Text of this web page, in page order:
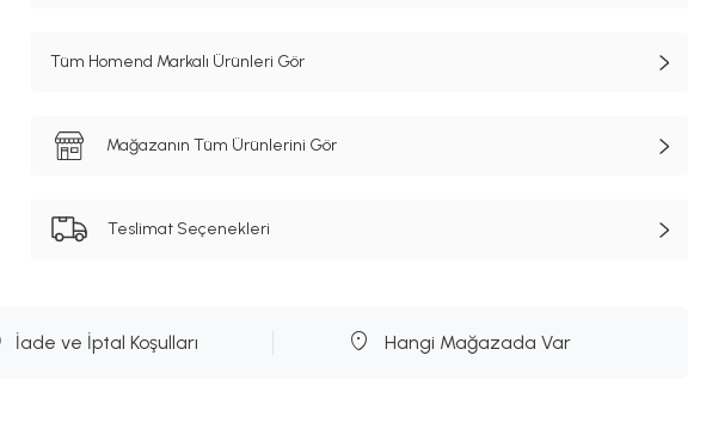
Tüm Homend Markalı Ürünleri Gör
Mağazanın Tüm Ürünlerini Gör
Teslimat Seçenekleri
İade ve İptal Koşulları Hangi Mağazada Var